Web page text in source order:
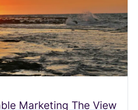
Marketing The View